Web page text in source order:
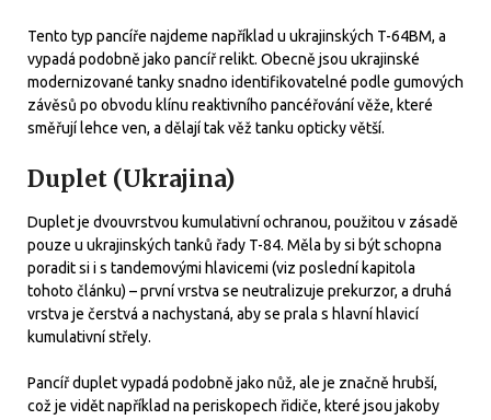
Tento typ pancíře najdeme například u ukrajinských T-64BM, a
vypadá podobně jako pancíř relikt. Obecně jsou ukrajinské
modernizované tanky snadno identifikovatelné podle gumových
závěsů po obvodu klínu reaktivního pancéřování věže, které
směřují lehce ven, a dělají tak věž tanku opticky větší.
Duplet (Ukrajina)
Duplet je dvouvrstvou kumulativní ochranou, použitou v zásadě
pouze u ukrajinských tanků řady T-84. Měla by si být schopna
poradit si i s tandemovými hlavicemi (viz poslední kapitola
tohoto článku) – první vrstva se neutralizuje prekurzor, a druhá
vrstva je čerstvá a nachystaná, aby se prala s hlavní hlavicí
kumulativní střely.
Pancíř duplet vypadá podobně jako nůž, ale je značně hrubší,
což je vidět například na periskopech řidiče, které jsou jakoby